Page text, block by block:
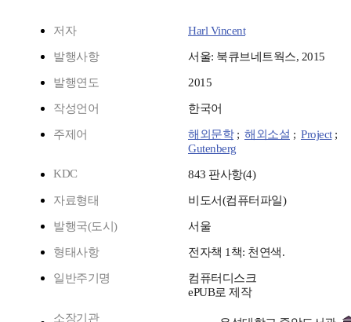
저자 Harl Vincent
발행사항 서울: 북큐브네트웍스, 2015
발행연도 2015
작성언어 한국어
주제어 해외문학; 해외소설 ; Project;
Gutenberg
KDC
843 판사항(4)
자료형태 비도서(컴퓨터파일)
발행국(도시) 서울
형태사항 전자책 1책: 천연색.
일반주기명
컴퓨터디스크
ePUB로 제작
소장기관